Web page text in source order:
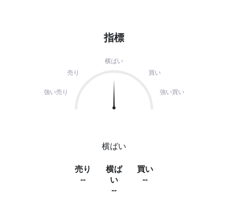
指標
横ばい
売り
買い
強い売り 強い買い
横ばい
売り
--
横ば
い
--
買い
--